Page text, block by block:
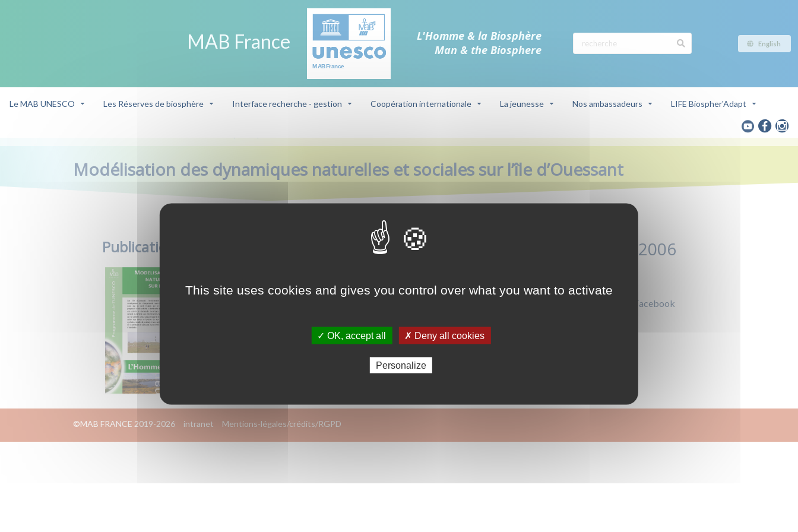
MAB France
L'Homme & la Biosphère
Man & the Biosphere
English
Le MAB UNESCO Les Réserves de biosphère Interface recherche - gestion Coopération internationale La jeunesse Nos ambassadeurs LIFE Biospher'Adapt
Modélisation des dynamiques naturelles et sociales sur l’île d’Ouessant
Publication MAB Octobre - 2006
Partager sur Facebook
©MAB FRANCE 2019-2026 intranet Mentions-légales/crédits/RGPD
This site uses cookies and gives you control over what you want to activate
✓ OK, accept all ✗ Deny all cookies
Personalize